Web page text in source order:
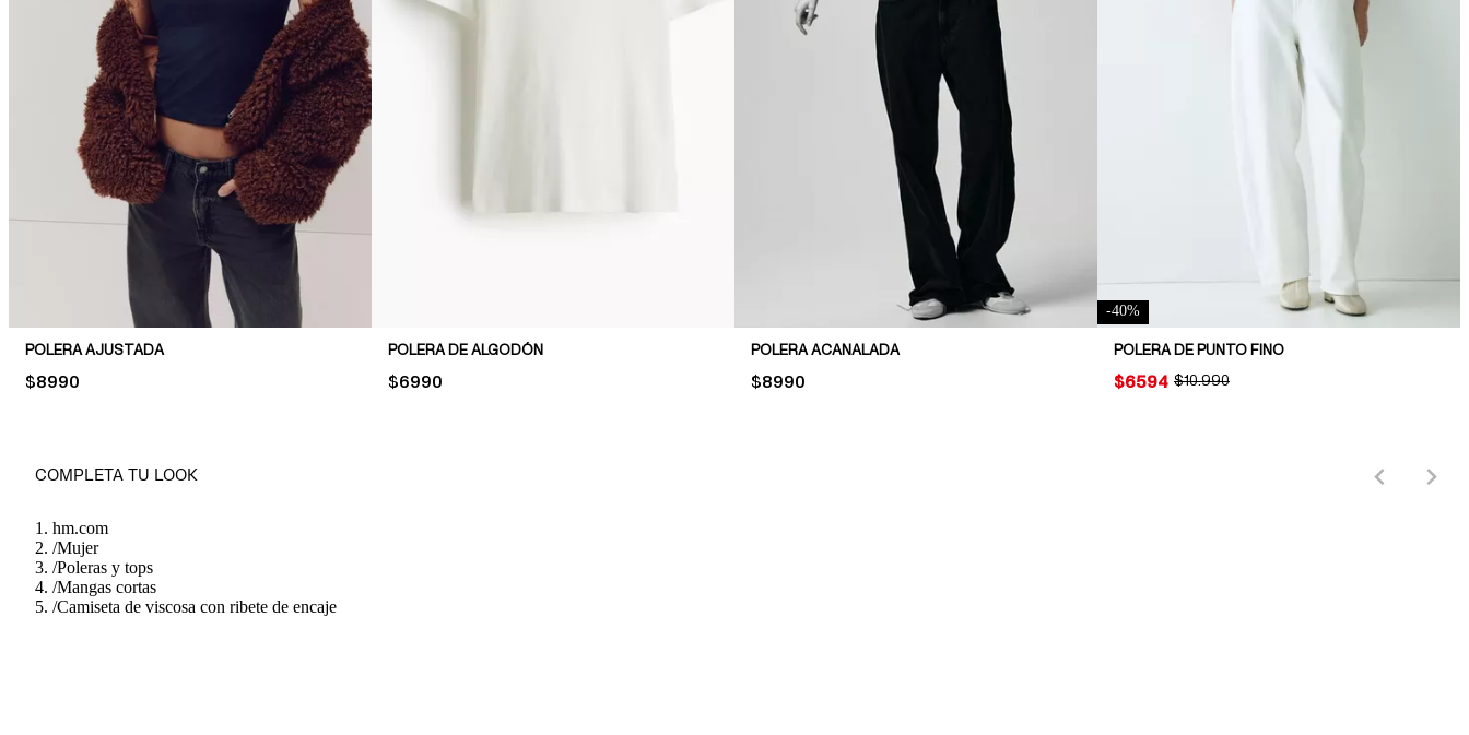
POLERA AJUSTADA
PRICE:
$8990
POLERA DE ALGODÓN
PRICE:
$6990
POLERA ACANALADA
PRICE:
$8990
-40%
POLERA DE PUNTO FINO
ORIGINAL PRICE:
$10.990
PRICE:
$6594
COMPLETA TU LOOK
hm.com
/Mujer
/Poleras y tops
/Mangas cortas
/Camiseta de viscosa con ribete de encaje